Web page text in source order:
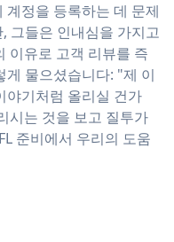
정을 등록하는 데 문제
그들은 인내심을 가지고
이유로 고객 리뷰를 즉
물으셨습니다: "제 이
야기처럼 올리실 건가
시는 것을 보고 질투가
준비에서 우리의 도움